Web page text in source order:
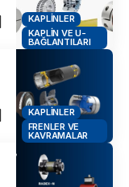
KAPLINLER
KAPLIN VE U-
BAĞLANTILARI
KAPLINLER
FRENLER VE
KAVRAMALAR